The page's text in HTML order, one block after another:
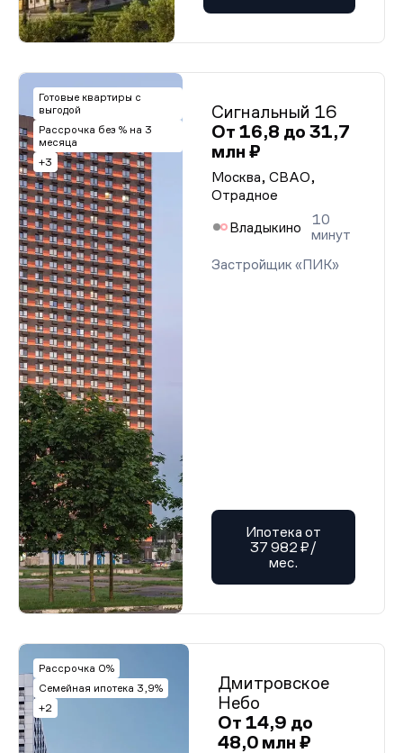
Готовые квартиры с
выгодой
Рассрочка без % на 3
месяца
+3
Сигнальный 16
От 16,8 до 31,7
млн ₽
Москва, СВАО,
Отрадное
Владыкино
10
минут
Застройщик «ПИК»
Ипотека от
37 982 ₽/
мес.
Рассрочка 0%
Семейная ипотека 3,9%
+2
Дмитровское
Небо
От 14,9 до
48,0 млн ₽